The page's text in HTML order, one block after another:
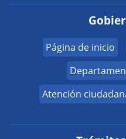
Página de inicio
Atención